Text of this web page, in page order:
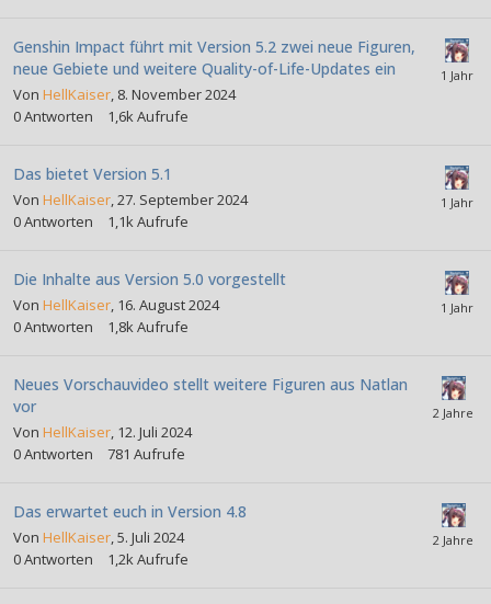
Genshin Impact führt mit Version 5.2 zwei neue Figuren,
neue Gebiete und weitere Quality-of-Life-Updates ein
Von HellKaiser, 8. November 2024
0Antworten 1,6kAufrufe
Das bietet Version 5.1
Von HellKaiser,27. September 2024
0Antworten 1,1kAufrufe
Die Inhalte aus Version 5.0 vorgestellt
Von HellKaiser, 16. August 2024
0Antworten 1,8kAufrufe
Neues Vorschauvideo stellt weitere Figuren aus Natlan
vor
Von HellKaiser, 12. Juli 2024
0Antworten 781 Aufrufe
Das erwartet euch in Version 4.8
Von HellKaiser,5. Juli 2024
0Antworten 1,2kAufrufe